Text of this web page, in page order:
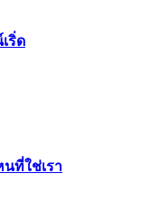
ริ่ด
นที่ใช่เรา